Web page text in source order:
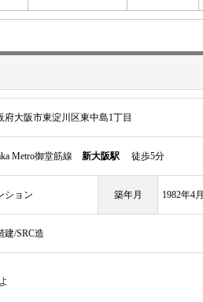
府大阪市東淀川区東中島1丁目
Metro御堂筋線 新大阪駅 徒歩5分
ション 築年月 1982年4月
建/SRC造